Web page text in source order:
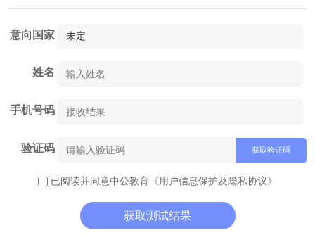
中国香港留学：幼小中升学、专升本、副学士/本科、预科
班、硕士/博士升学规划，背景提升!
意向国家
姓名
手机号码
验证码 获取验证码
已阅读并同意中公教育 《用户信息保护及隐私协议》
获取测试结果